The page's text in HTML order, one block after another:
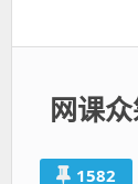
网课
1582